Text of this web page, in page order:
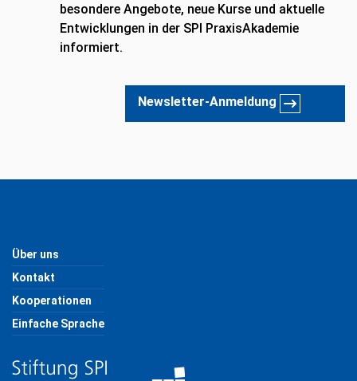
besondere Angebote, neue Kurse und aktuelle
Entwicklungen in der SPI PraxisAkademie
informiert.
Newsletter-Anmeldung
Über uns
Kontakt
Kooperationen
Einfache Sprache